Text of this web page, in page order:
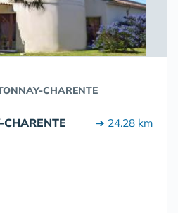
CHARENTE
➔ 24.28 km